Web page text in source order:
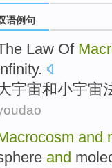
语例句
Law Of
.
宇宙和小宇宙
and
and